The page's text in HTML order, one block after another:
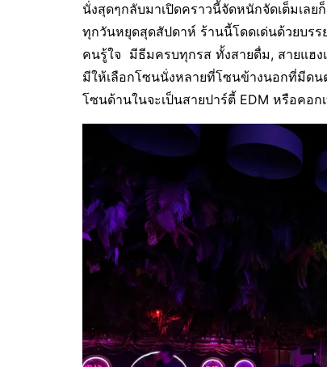
นั่งสุดๆกลับมาเปิดคราวนี้จัดหนักจัดเต็มเลย
ทุกวันหยุดสุดสัปดาห์ ร้านนี้โดดเด่นด้วยบร
คนรู้ใจ มีธีมครบทุกรส ทั้งสายดื่ม, สายแฮ
มีให้เลือกโซนนั่งหลายที่โซนข้างนอกที่มีด
โซนด้านในจะเป็นสายปาร์ตี้ EDM หรือคอ